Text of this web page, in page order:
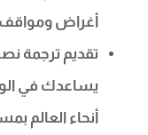
أغراض
تقديم ترجمة
يساعدك في
أنحاء العالم